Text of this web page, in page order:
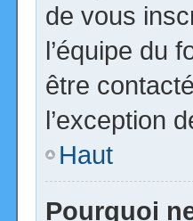
de vous
l’équipe du
être
l’exception
Haut
Pourquoi